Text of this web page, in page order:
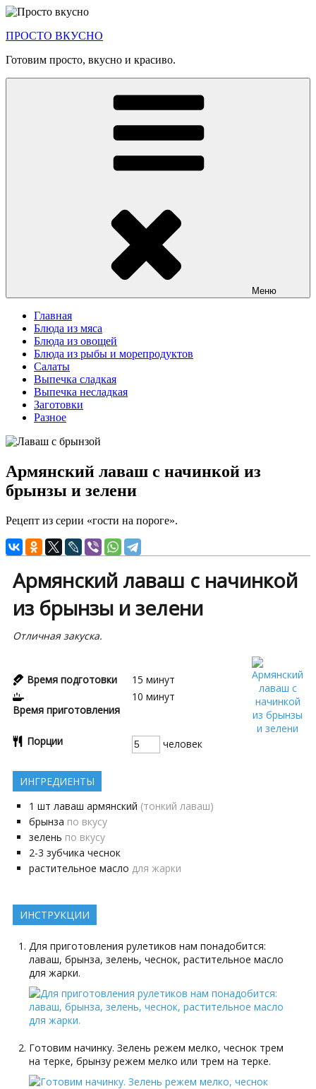
Перейти
содержимому
ПРОСТО ВКУСНО
Готовим просто, вкусно и красиво.
Меню
Главная
Блюда из мяса
Блюда из овощей
Блюда из рыбы и морепродуктов
Салаты
Выпечка сладкая
Выпечка несладкая
Заготовки
Разное
Армянский лаваш с начинкой из
брынзы и зелени
Рецепт из серии «гости на пороге».
Армянский лаваш с начинкой
из брынзы и зелени
Отличная закуска.
Время подготовки 15 минут
Время приготовления
10 минут
Порции человек
ИНГРЕДИЕНТЫ
1 шт лаваш армянский (тонкий лаваш)
брынза по вкусу
зелень по вкусу
2-3 зубчика чеснок
растительное масло для жарки
ИНСТРУКЦИИ
Для приготовления рулетиков нам понадобится:
лаваш, брынза, зелень, чеснок, растительное масло
для жарки.
Готовим начинку. Зелень режем мелко, чеснок трем
на терке, брынзу режем мелко или трем на терке.